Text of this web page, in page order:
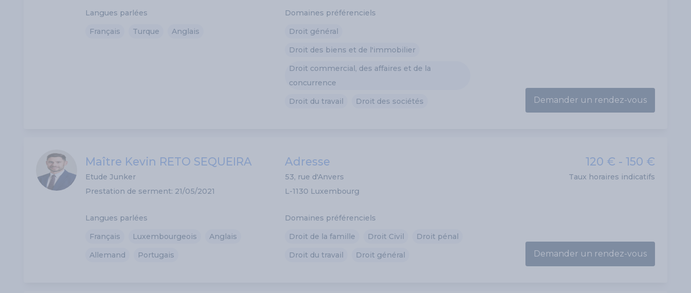
Langues parlées
Français
Turque Anglais
Domaines préférenciels
Droit général
Droit des biens et de l'immobilier
Droit commercial, des affaires et de la
concurrence
Droit du travail
Droit des sociétés Demander un rendez-vous
Maître Kevin RETO SEQUEIRA
Etude Junker
Prestation de serment: 21/05/2021
Adresse
53, rue d'Anvers
L-1130 Luxembourg
120 € - 150 €
Taux horaires indicatifs
Langues parlées
Français
Luxembourgeois
Anglais
Allemand
Portugais
Domaines préférenciels
Droit de la famille
Droit Civil
Droit pénal
Droit du travail
Droit général Demander un rendez-vous